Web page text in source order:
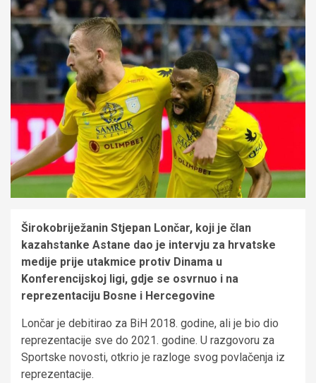
Širokobriježanin Stjepan Lončar, koji je član
kazahstanke Astane dao je intervju za hrvatske
medije prije utakmice protiv Dinama u
Konferencijskoj ligi, gdje se osvrnuo i na
reprezentaciju Bosne i Hercegovine
Lončar je debitirao za BiH 2018. godine, ali je bio dio
reprezentacije sve do 2021. godine. U razgovoru za
Sportske novosti, otkrio je razloge svog povlačenja iz
reprezentacije.